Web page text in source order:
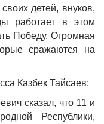
детей, внуков,
работает в этом
Победу. Огромная
сражаются на
Казбек Тайсаев:
сказал, что 11 и
Республики,